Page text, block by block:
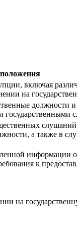
включая
на
должности
государственными
а также в
информации
к
на